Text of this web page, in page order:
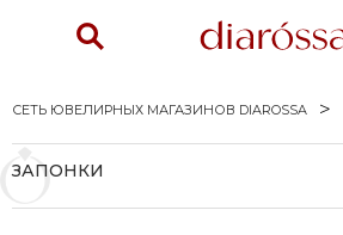
СЕТЬ ЮВЕЛИРНЫХ МАГАЗИНОВ DIAROSSA
ЗАПОНКИ